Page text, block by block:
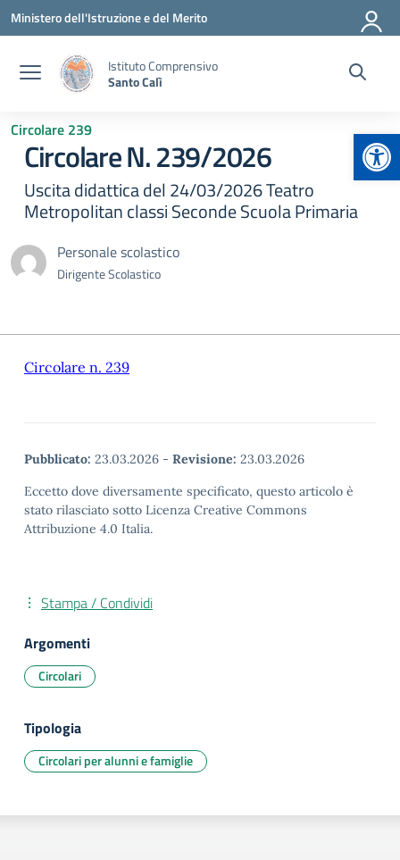
Vai ai contenuti
Vai al menu di navigazione
Vai al footer
Ministero dell'Istruzione e del Merito
Istituto Comprensivo
Santo Calì
Circolare 239
Circolare N. 239/2026
Uscita didattica del 24/03/2026 Teatro
Metropolitan classi Seconde Scuola Primaria
Personale scolastico
Dirigente Scolastico
Circolare n. 239
Pubblicato: 23.03.2026 - Revisione: 23.03.2026
Eccetto dove diversamente specificato, questo articolo è
stato rilasciato sotto Licenza Creative Commons
Attribuzione 4.0 Italia.
Stampa / Condividi
Argomenti
Circolari
Tipologia
Circolari per alunni e famiglie